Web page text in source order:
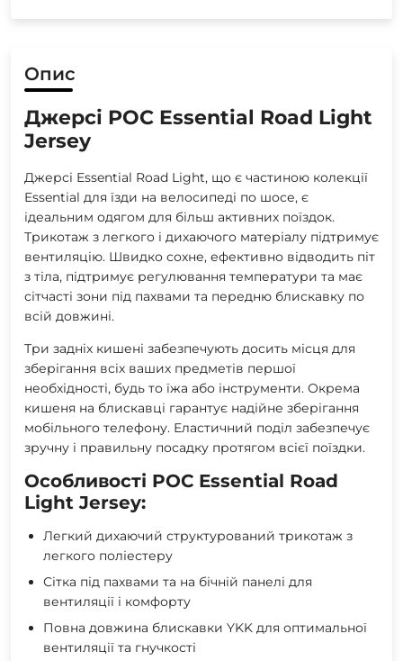
Опис
Джерсі POC Essential Road Light
Jersey
Джерсі Essential Road Light, що є частиною колекції
Essential для їзди на велосипеді по шосе, є
ідеальним одягом для більш активних поїздок.
Трикотаж з легкого і дихаючого матеріалу підтримує
вентиляцію. Швидко сохне, ефективно відводить піт
з тіла, підтримує регулювання температури та має
сітчасті зони під пахвами та передню блискавку по
всій довжині.
Три задніх кишені забезпечують досить місця для
зберігання всіх ваших предметів першої
необхідності, будь то їжа або інструменти. Окрема
кишеня на блискавці гарантує надійне зберігання
мобільного телефону. Еластичний поділ забезпечує
зручну і правильну посадку протягом всієї поїздки.
Особливості POC Essential Road
Light Jersey:
Легкий дихаючий структурований трикотаж з
легкого поліестеру
Сітка під пахвами та на бічній панелі для
вентиляції і комфорту
Повна довжина блискавки YKK для оптимальної
вентиляції та гнучкості